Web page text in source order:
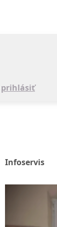
prihlásiť
Infoservis